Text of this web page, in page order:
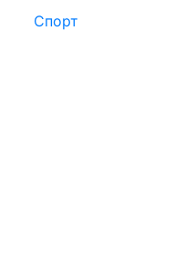
Спорт